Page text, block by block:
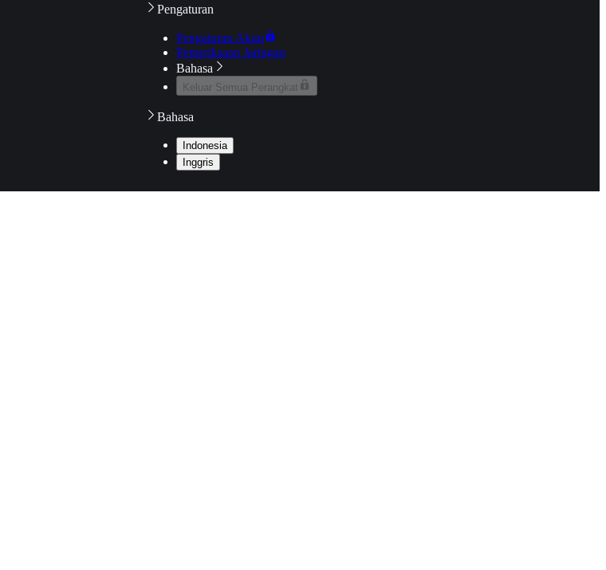
Pengaturan
Pengaturan Akun
Pemeriksaan Jaringan
Bahasa
Keluar Semua Perangkat
Bahasa
Indonesia
Inggris